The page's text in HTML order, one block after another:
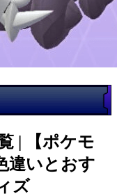
| 【ポケモ
違いとおす
ズ